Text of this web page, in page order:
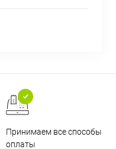
Принимаем все способы
оплаты